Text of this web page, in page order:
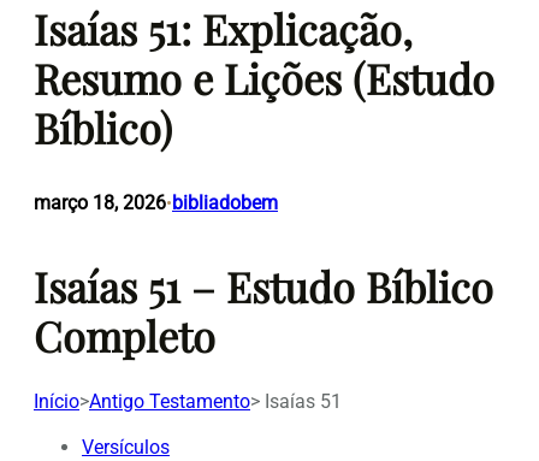
Isaías 51: Explicação,
Resumo e Lições (Estudo
Bíblico)
março 18, 2026•bibliadobem
Isaías 51 – Estudo Bíblico
Completo
Início>Antigo Testamento> Isaías 51
Versículos